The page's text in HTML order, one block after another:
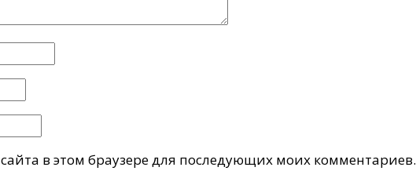
в этом браузере для последующих моих комментариев.